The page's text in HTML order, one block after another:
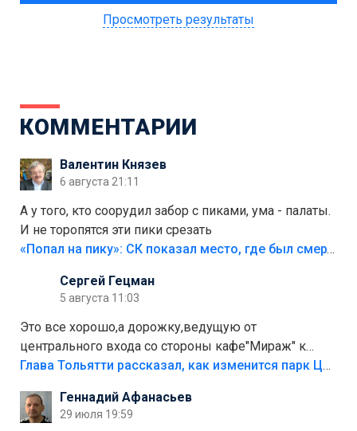
Просмотреть результаты
КОММЕНТАРИИ
Валентин Князев
6 августа 21:11
А у того, кто соорудил забор с пиками, ума - палаты.
И не торопятся эти пики срезать
«Попал на пику»: СК показал место, где был смертельно травмирован ребенок в Тольятти
Сергей Гецман
5 августа 11:03
Это все хорошо,а дорожку,ведущую от
центрального входа со стороны кафе"Мираж" к
аттракционам слабо доделать?А то бордюры
лежала в парке и испортилась.Да еще,видимо,часть
украли.
Глава Тольятти рассказал, как изменится парк Центрального района
Геннадий Афанасьев
29 июля 19:59